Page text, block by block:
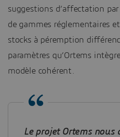
suggestions d’affectation
de gammes réglementaires
stocks à péremption
paramètres qu’Ortems
modèle cohérent.
Le projet Ortems nous